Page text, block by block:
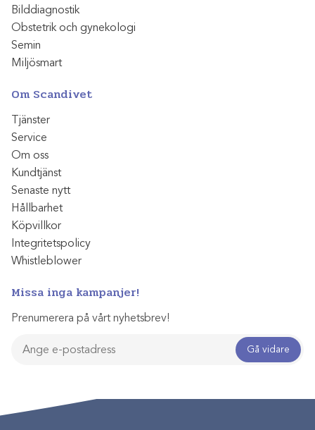
Bilddiagnostik
Obstetrik och gynekologi
Semin
Miljösmart
Om Scandivet
Tjänster
Service
Om oss
Kundtjänst
Senaste nytt
Hållbarhet
Köpvillkor
Integritetspolicy
Whistleblower
Missa inga kampanjer!
Prenumerera på vårt nyhetsbrev!
Gå vidare